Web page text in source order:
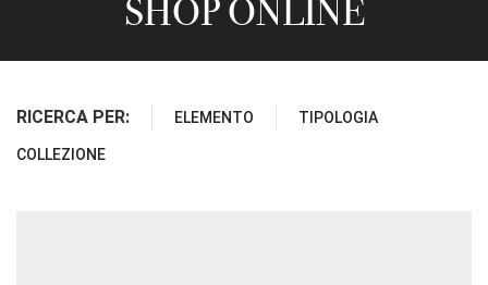
SHOP ONLINE
RICERCA PER: ELEMENTO TIPOLOGIA
COLLEZIONE